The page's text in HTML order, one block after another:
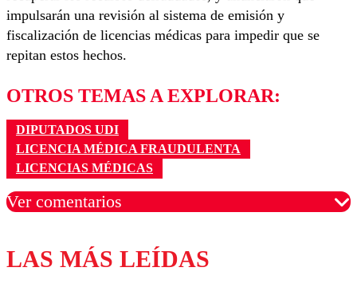
impulsarán una revisión al sistema de emisión y
fiscalización de licencias médicas para impedir que se
repitan estos hechos.
OTROS TEMAS A EXPLORAR:
DIPUTADOS UDI
LICENCIA MÉDICA FRAUDULENTA
LICENCIAS MÉDICAS
Ver comentarios
Los comentarios son moderados para garantizar un
diálogo respetuoso.
LAS MÁS LEÍDAS